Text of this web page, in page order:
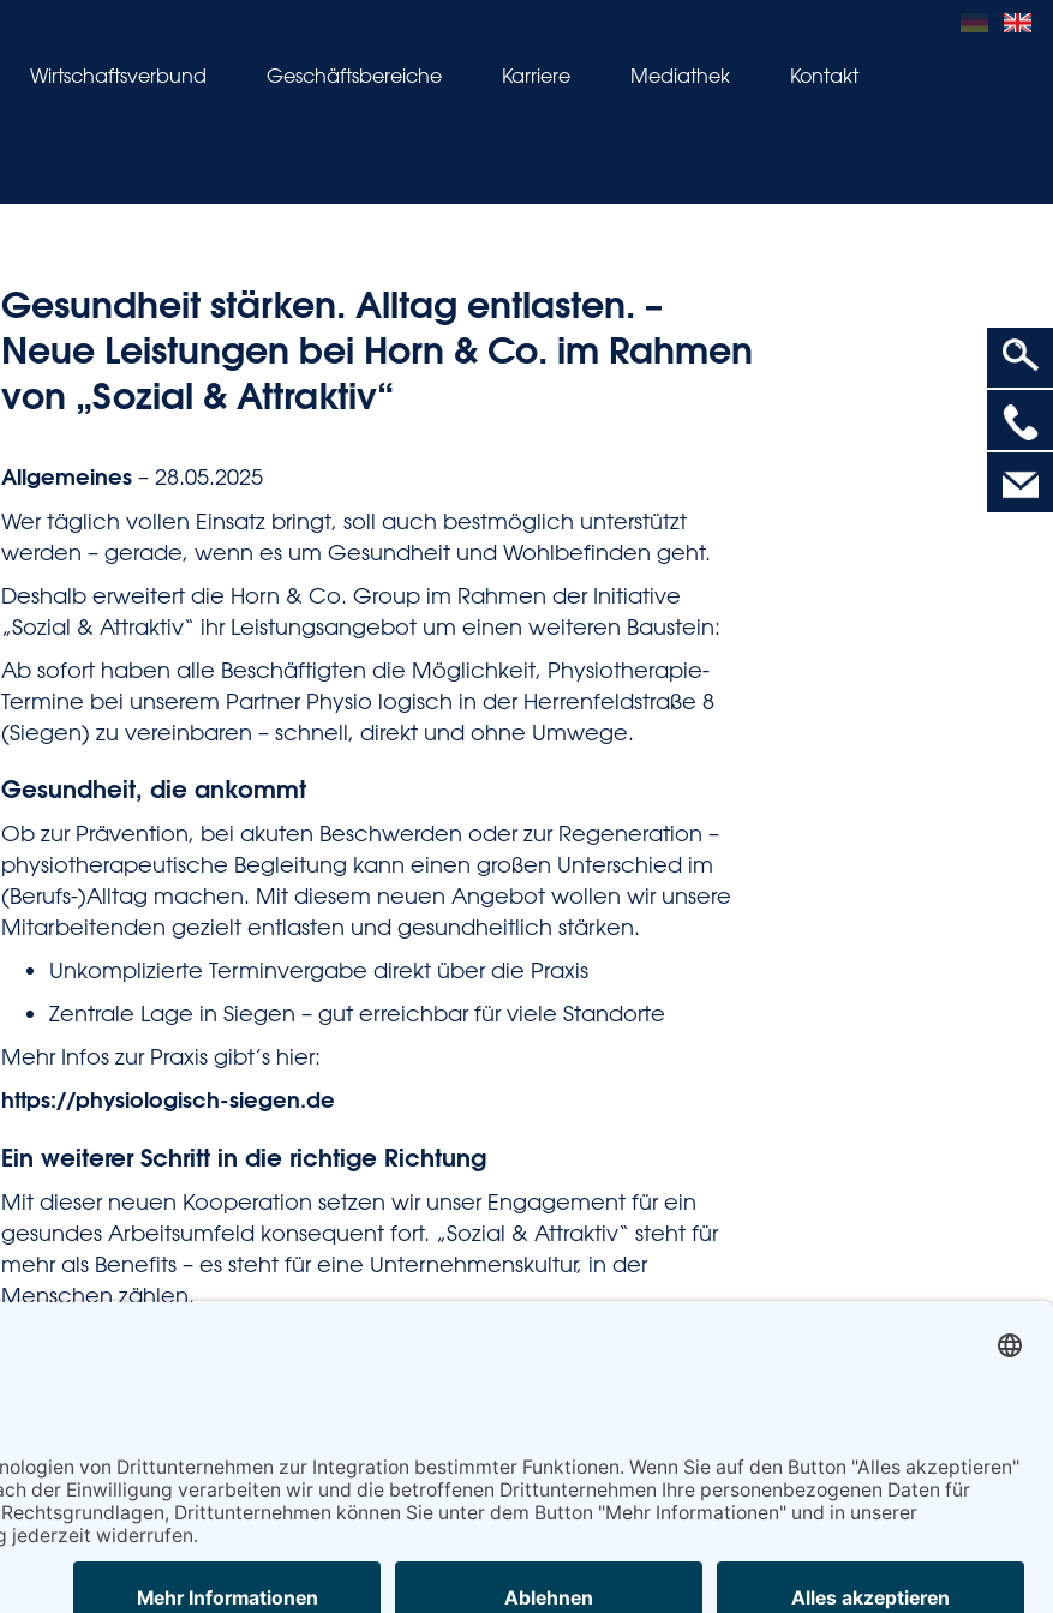
Wirtschaftsverbund Geschäftsbereiche Karriere Mediathek Kontakt
Gesundheit stärken. Alltag entlasten. –
Neue Leistungen bei Horn & Co. im Rahmen
von „Sozial & Attraktiv“
Allgemeines – 28.05.2025
Wer täglich vollen Einsatz bringt, soll auch bestmöglich unterstützt
werden – gerade, wenn es um Gesundheit und Wohlbefinden geht.
Deshalb erweitert die Horn & Co. Group im Rahmen der Initiative
„Sozial & Attraktiv“ ihr Leistungsangebot um einen weiteren Baustein:
Ab sofort haben alle Beschäftigten die Möglichkeit, Physiotherapie-
Termine bei unserem Partner Physio logisch in der Herrenfeldstraße 8
(Siegen) zu vereinbaren – schnell, direkt und ohne Umwege.
Gesundheit, die ankommt
Ob zur Prävention, bei akuten Beschwerden oder zur Regeneration –
physiotherapeutische Begleitung kann einen großen Unterschied im
(Berufs-)Alltag machen. Mit diesem neuen Angebot wollen wir unsere
Mitarbeitenden gezielt entlasten und gesundheitlich stärken.
Unkomplizierte Terminvergabe direkt über die Praxis
Zentrale Lage in Siegen – gut erreichbar für viele Standorte
Mehr Infos zur Praxis gibt’s hier:
https://physiologisch-siegen.de
Ein weiterer Schritt in die richtige Richtung
Mit dieser neuen Kooperation setzen wir unser Engagement für ein
gesundes Arbeitsumfeld konsequent fort. „Sozial & Attraktiv“ steht für
mehr als Benefits – es steht für eine Unternehmenskultur, in der
Menschen zählen.